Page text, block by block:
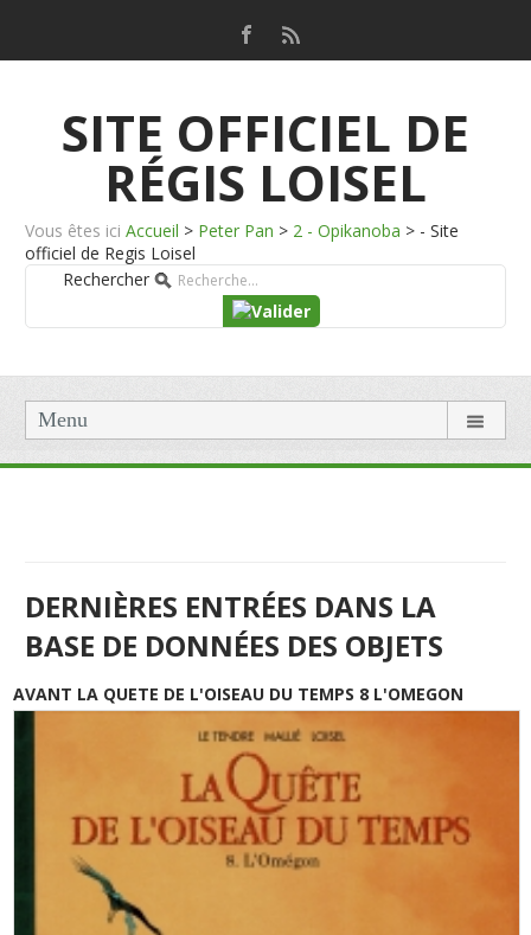
SITE OFFICIEL DE
RÉGIS LOISEL
Vous êtes ici Accueil > Peter Pan > 2 - Opikanoba > - Site
officiel de Regis Loisel
Rechercher
Menu
DERNIÈRES ENTRÉES DANS LA
BASE DE DONNÉES DES OBJETS
AVANT LA QUETE DE L'OISEAU DU TEMPS 8 L'OMEGON